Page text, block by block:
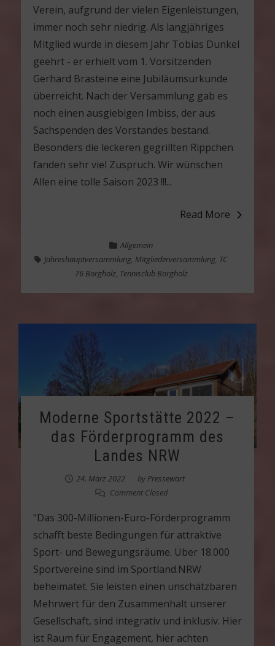
Verein, aufgrund der vielen Eigenleistungen,
immer noch sehr niedrig. Als langjähriges
Mitglied wurde in diesem Jahr Tobias Dunkel
geehrt - er erhielt vom 1. Vorsitzenden
Gerhard Brasteine eine Jubiläumsurkunde
überreicht. Nach der Versammlung gab es
noch einen ausgiebigen Imbiss, der aus
Sachspenden des Vorstandes bestand.
Besonders die leckeren gegrillten Rippchen
fanden sehr viel Zuspruch. Wir wünschen
Allen eine tolle Saison 2023 !!!...
Read More
Allgemein
Jahreshauptversammlung, Mitgliederversammlung, TC
76 Borgholz, Tennisclub Borgholz
Moderne Sportstätte 2022 –
das Förderprogramm des
Landes NRW
24. März 2022 by Pressewart
Comment Closed
"Das 300-Millionen-Euro-Förderprogramm
schafft beste Bedingungen für attraktive
Sport- und Bewegungsräume. Über 18.000
Sportvereine sind im Sportland.NRW
beheimatet. Sie leisten einen unschätzbaren
Mehrwert für den Zusammenhalt unserer
Gesellschaft, sind integrativ und inklusiv. Hier
ist Raum für Engagement, hier achten